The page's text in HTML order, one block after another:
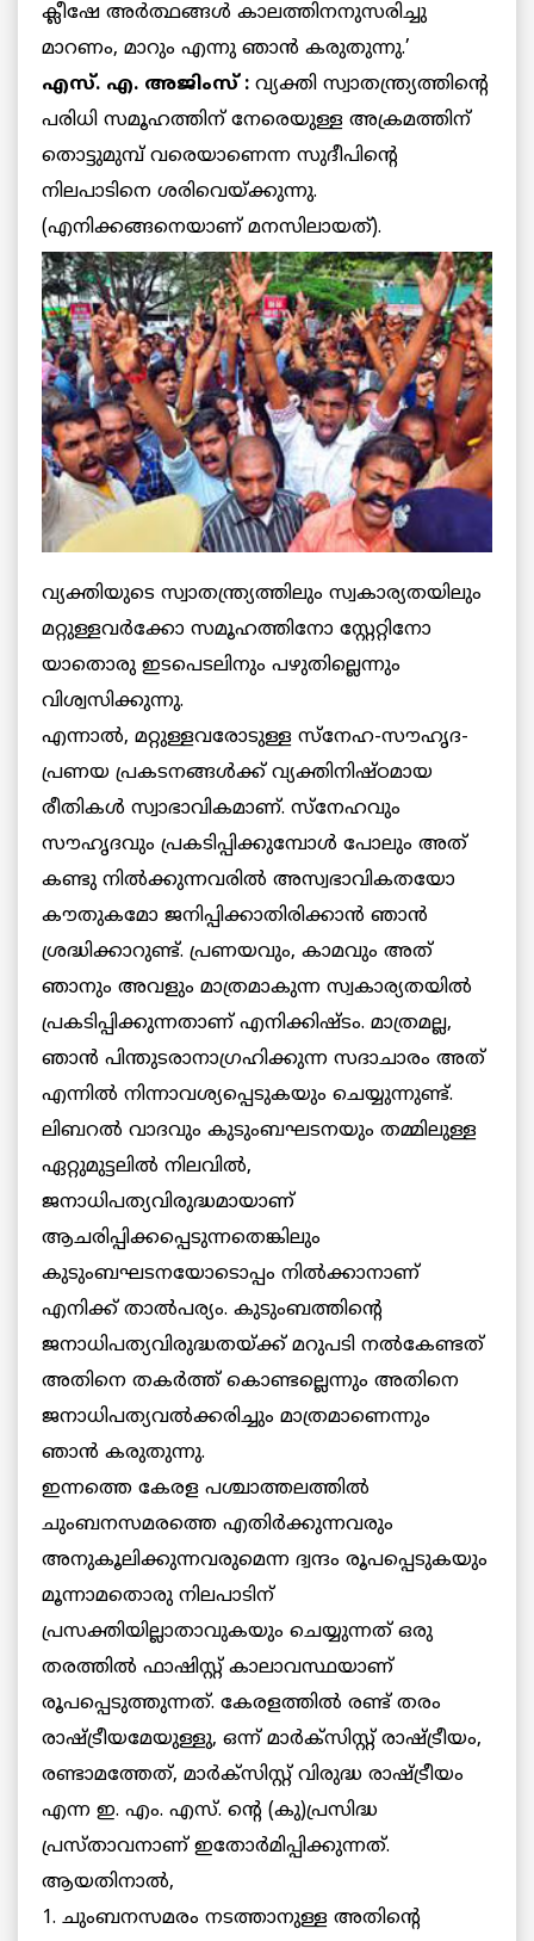
ക്ലീഷേ അര്‍ത്ഥങ്ങള്‍ കാലത്തിനനുസരിച്ചു
മാറണം, മാറും എന്നു ഞാന്‍ കരുതുന്നു.’
എസ്. എ. അജിംസ് : വ്യക്തി സ്വാതന്ത്ര്യത്തിന്റെ
പരിധി സമൂഹത്തിന് നേരെയുള്ള അക്രമത്തിന്
തൊട്ടുമുമ്പ് വരെയാണെന്ന സുദീപിന്റെ
നിലപാടിനെ ശരിവെയ്ക്കുന്നു.
(എനിക്കങ്ങനെയാണ്മനസിലായത്).
വ്യക്തിയുടെ സ്വാതന്ത്ര്യത്തിലും സ്വകാര്യതയിലും
മറ്റുള്ളവര്‍ക്കോ സമൂഹത്തിനോ സ്റ്റേറ്റിനോ
യാതൊരു ഇടപെടലിനും പഴുതില്ലെന്നും
വിശ്വസിക്കുന്നു.
എന്നാല്‍, മറ്റുള്ളവരോടുള്ള സ്‌നേഹ-സൗഹൃദ-
പ്രണയ പ്രകടനങ്ങള്‍ക്ക് വ്യക്തിനിഷ്ഠമായ
രീതികള്‍ സ്വാഭാവികമാണ്. സ്‌നേഹവും
സൗഹൃദവും പ്രകടിപ്പിക്കുമ്പോള്‍ പോലും അത്
കണ്ടു നില്‍ക്കുന്നവരില്‍ അസ്വഭാവികതയോ
കൗതുകമോ ജനിപ്പിക്കാതിരിക്കാന്‍ ഞാന്‍
ശ്രദ്ധിക്കാറുണ്ട്. പ്രണയവും, കാമവും അത്
ഞാനും അവളും മാത്രമാകുന്ന സ്വകാര്യതയില്‍
പ്രകടിപ്പിക്കുന്നതാണ് എനിക്കിഷ്ടം. മാത്രമല്ല,
ഞാന്‍ പിന്തുടരാനാഗ്രഹിക്കുന്ന സദാചാരം അത്
എന്നില്‍ നിന്നാവശ്യപ്പെടുകയും ചെയ്യുന്നുണ്ട്.
ലിബറല്‍ വാദവും കുടുംബഘടനയും തമ്മിലുള്ള
ഏറ്റുമുട്ടലില്‍ നിലവില്‍,
ജനാധിപത്യവിരുദ്ധമായാണ്
ആചരിപ്പിക്കപ്പെടുന്നതെങ്കിലും
കുടുംബഘടനയോടൊപ്പം നില്‍ക്കാനാണ്
എനിക്ക് താല്‍പര്യം. കുടുംബത്തിന്റെ
ജനാധിപത്യവിരുദ്ധതയ്ക്ക് മറുപടി നല്‍കേണ്ടത്
അതിനെ തകര്‍ത്ത് കൊണ്ടല്ലെന്നും അതിനെ
ജനാധിപത്യവല്‍ക്കരിച്ചും മാത്രമാണെന്നും
ഞാന്‍ കരുതുന്നു.
ഇന്നത്തെ കേരള പശ്ചാത്തലത്തില്‍
ചുംബനസമരത്തെ എതിര്‍ക്കുന്നവരും
അനുകൂലിക്കുന്നവരുമെന്ന ദ്വന്ദം രൂപപ്പെടുകയും
മൂന്നാമതൊരു നിലപാടിന്
പ്രസക്തിയില്ലാതാവുകയും ചെയ്യുന്നത് ഒരു
തരത്തില്‍ ഫാഷിസ്റ്റ് കാലാവസ്ഥയാണ്
രൂപപ്പെടുത്തുന്നത്. കേരളത്തില്‍ രണ്ട് തരം
രാഷ്ട്രീയമേയുള്ളു, ഒന്ന് മാര്‍ക്‌സിസ്റ്റ് രാഷ്ട്രീയം,
രണ്ടാമത്തേത്, മാര്‍ക്‌സിസ്റ്റ് വിരുദ്ധ രാഷ്ട്രീയം
എന്ന ഇ. എം. എസ്. ന്റെ (കു)പ്രസിദ്ധ
പ്രസ്താവനാണ് ഇതോര്‍മിപ്പിക്കുന്നത്.
ആയതിനാല്‍,
1. ചുംബനസമരം നടത്താനുള്ള അതിന്റെ